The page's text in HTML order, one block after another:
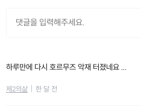
하루만에 다시 호르무즈 악재 터졌네요 ...
제2의삶 한 달 전